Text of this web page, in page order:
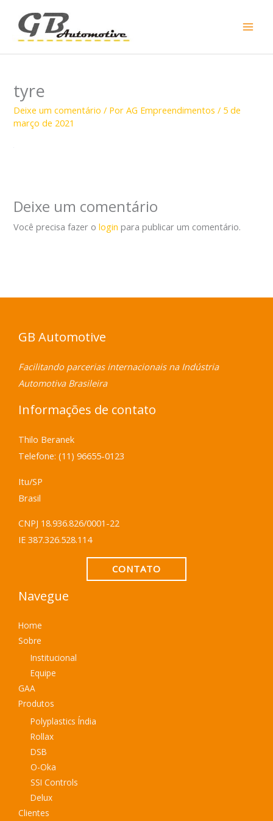
conteúdo
tyre
Deixe um comentário / PorAG Empreendimentos/ 5 de
março de 2021
Deixe um comentário
Você precisa fazer ologin para publicar um comentário.
GB Automotive
Facilitando parcerias internacionais na Indústria
Automotiva Brasileira
Informações de contato
Thilo Beranek
Telefone: (11) 96655-0123
Itu/SP
Brasil
CNPJ 18.936.826/0001-22
IE 387.326.528.114
CONTATO
Navegue
Home
Sobre
Institucional
Equipe
GAA
Produtos
Polyplastics Índia
Rollax
DSB
O-Oka
SSI Controls
Delux
Clientes